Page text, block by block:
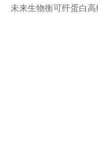
未来生物衡可纤蛋白